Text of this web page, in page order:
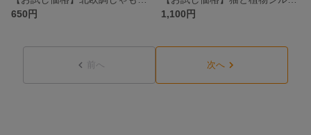
650円
1,100円
前へ 次へ